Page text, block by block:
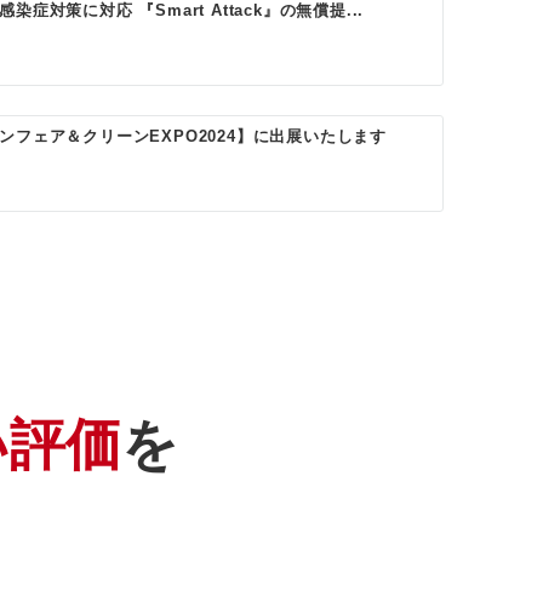
染症対策に対応 『Smart Attack』の無償提...
フェア＆クリーンEXPO2024】に出展いたします
価を